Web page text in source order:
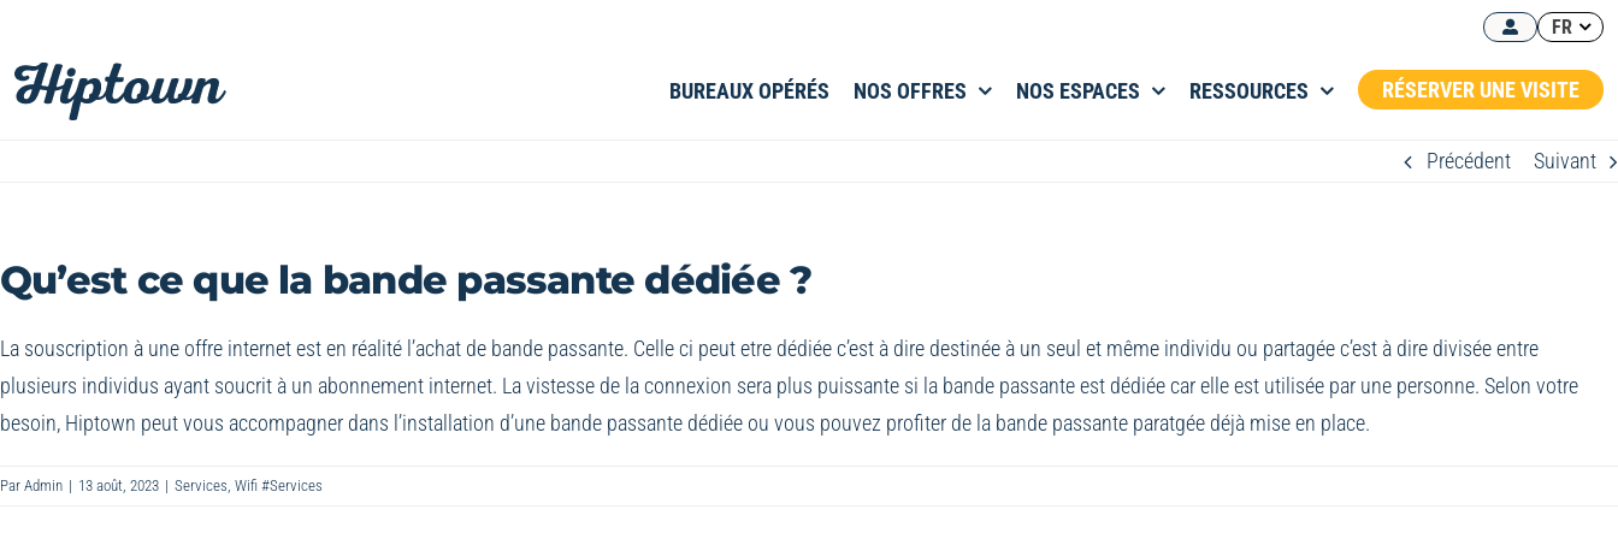
contenu
FR
BUREAUX OPÉRÉS NOS OFFRES NOS ESPACES RESSOURCES RÉSERVER UNE VISITE
Précédent Suivant
Qu’est ce que la bande passante dédiée ?
La souscription à une offre internet est en réalité l’achat de bande passante. Celle ci peut etre dédiée c’est à dire destinée à un seul et même individu ou partagée c’est à dire divisée entre
plusieurs individus ayant soucrit à un abonnement internet. La vistesse de la connexion sera plus puissante si la bande passante est dédiée car elle est utilisée par une personne. Selon votre
besoin, Hiptown peut vous accompagner dans l’installation d’une bande passante dédiée ou vous pouvez profiter de la bande passante paratgée déjà mise en place.
Par Admin | 13 août, 2023 | Services, Wifi #Services